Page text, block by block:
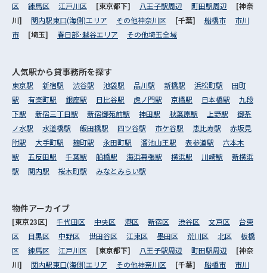
区
練馬区 江戸川区 [東京都下] 八王子駅周辺 町田駅周辺
[神奈
川] 関内駅東口(海側)エリア その他神奈川区 [千葉] 船橋市
市川
市
[埼玉] 春日部･越谷エリア その他埼玉全域
人気駅から貸事務所を探す
東京駅 新宿駅 渋谷駅 池袋駅 品川駅 新橋駅 浜松町駅
田町
駅
有楽町駅 銀座駅 日比谷駅 虎ノ門駅 京橋駅 日本橋駅
九段
下駅
新宿三丁目駅 新宿御苑前駅 神田駅 秋葉原駅 上野駅
御茶
ノ水駅
水道橋駅 飯田橋駅 四ツ谷駅 市ケ谷駅 恵比寿駅
赤坂見
附駅
大手町駅 麹町駅 永田町駅 溜池山王駅 表参道駅
六本木
駅
五反田駅 千葉駅 船橋駅 海浜幕張駅 横浜駅 川崎駅
新横浜
駅
関内駅 桜木町駅 みなとみらい駅
物件アーカイブ
[東京23区] 千代田区 中央区 港区 新宿区 渋谷区 文京区
台東
区
目黒区 中野区 世田谷区 江東区 墨田区 荒川区 北区
板橋
区
練馬区 江戸川区 [東京都下] 八王子駅周辺 町田駅周辺
[神奈
川] 関内駅東口(海側)エリア その他神奈川区 [千葉] 船橋市 市川